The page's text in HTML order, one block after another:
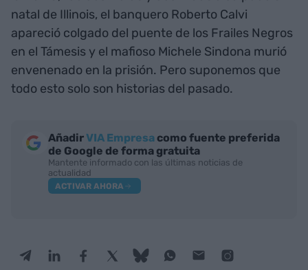
natal de Illinois, el banquero Roberto Calvi
apareció colgado del puente de los Frailes Negros
en el Támesis y el mafioso Michele Sindona murió
envenenado en la prisión. Pero suponemos que
todo esto solo son historias del pasado.
AñadirVIA Empresa como fuente preferida
de Google de forma gratuita
Mantente informado con las últimas noticias de
actualidad
ACTIVAR AHORA